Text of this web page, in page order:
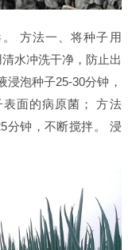
方法一、将种子用
水冲洗干净，防止出
泡种子25-30分钟，
面的病原菌； 方法
分钟，不断搅拌。 浸